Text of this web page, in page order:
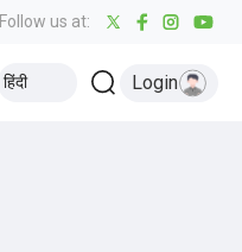
Follow us at:
हिंदी Login